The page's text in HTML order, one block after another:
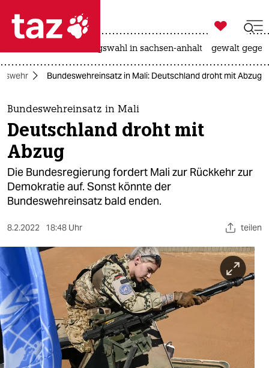
 taz zahl ich
taz zahl ich
themen
politik
öko
gesellschaft
sport
berlin
nord
wahrheit
verlag

taz zahl ich
landtagswahl in sachsen-anhalt gewalt
Bundeswehreinsatz in Mali: Deutschland droht mit Abzug
Bundeswehreinsatz in Mali
Deutschland droht mit
Abzug
Die Bundesregierung fordert Mali zur Rückkehr zur
Demokratie auf. Sonst könnte der
Bundeswehreinsatz bald enden.
8.2.2022 18:48 Uhr teilen